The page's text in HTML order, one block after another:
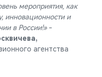
мероприятия, как
инновационности и
в России!»-
агентства